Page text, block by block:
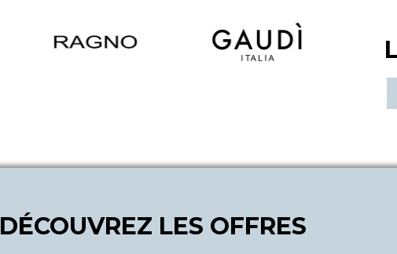
DÉCOUVREZ LES OFFRES